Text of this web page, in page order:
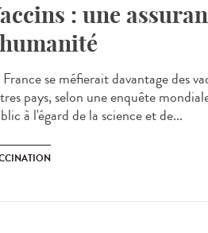
: une
France se méfierait davantage des
pays, selon une enquête
à l'égard de la science et de...